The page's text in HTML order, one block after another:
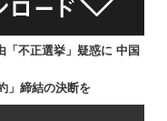
「不正選挙」疑惑に 中国
」締結の決断を